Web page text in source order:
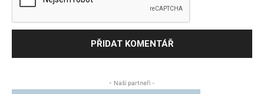
- Naši partneři -